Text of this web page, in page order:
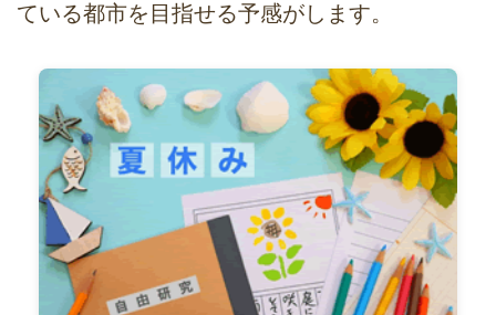
ている都市を目指せる予感がします。